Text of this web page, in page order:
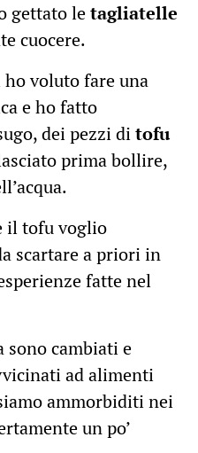
gettato letagliatelle
cuocere.
voluto fare una
e ho fatto
dei pezzi ditofu
prima bollire,
il tofu voglio
scartare a priori in
fatte nel
sono cambiati e
ad alimenti
ammorbiditi nei
un po’